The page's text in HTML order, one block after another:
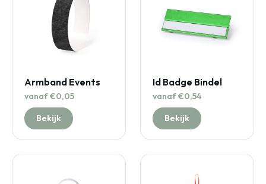
Armband Events
vanaf €0,05
Bekijk
Id Badge Bindel
vanaf €0,54
Bekijk